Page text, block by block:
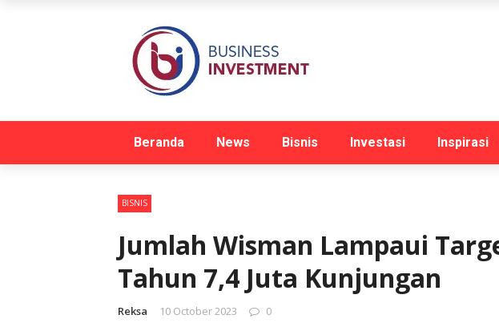
Beranda News Bisnis Investasi Inspirasi
BISNIS
Jumlah Wisman Lampaui
Tahun 7,4 Juta Kunjungan
Reksa 10 October 2023 0